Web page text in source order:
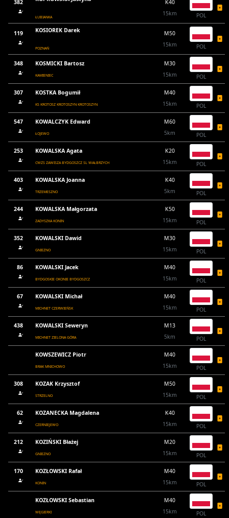
382
ŁUBIANKA
K40
15km
POL
119 KOSIOREK Darek
POZNAŃ
M50
15km
POL
348 KOSMICKI Bartosz
KAMIENIEC
M30
15km
POL
307 KOSTKA Bogumił
KS KROTOSZ KROTOSZYN KROTOSZYN
M40
15km
POL
547 KOWALCZYK Edward
ŁOJEWO
M60
5km
POL
253 KOWALSKA Agata
CWZS ZAWISZA BYDGOSZCZ SL WAŁBRZYCH
K20
15km
POL
403 KOWALSKA Joanna
TRZEMESZNO
K40
5km
POL
244 KOWALSKA Małgorzata
ZADYSZKA KONIN
K50
15km
POL
352 KOWALSKI Dawid
GNIEZNO
M30
15km
POL
86 KOWALSKI Jacek
BYDGOSKIE OKONIE BYDGOSZCZ
M40
15km
POL
67 KOWALSKI Michał
MICHNET CZERWIEŃSK
M40
15km
POL
438 KOWALSKI Seweryn
MICHNET ZIELONA GÓRA
M13
5km
POL
KOWSZEWICZ Piotr
BRAK MNICHOWO
M40
15km
POL
308 KOZAK Krzysztof
STRZELNO
M50
15km
POL
62 KOZANECKA Magdalena
CZERNIEJEWO
K40
15km
POL
212 KOZIŃSKI Błażej
GNIEZNO
M20
15km
POL
170 KOZŁOWSKI Rafał
KONIN
M40
15km
POL
KOZŁOWSKI Sebastian
WĘGIERKI
M40
15km
POL